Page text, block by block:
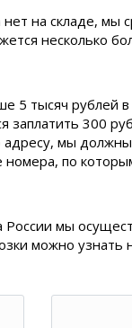
на складе, мы
несколько
5 тысяч рублей
заплатить 300
адресу, мы
по
России мы
можно узнать